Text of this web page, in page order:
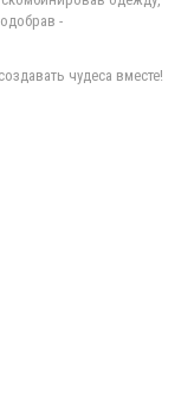
запах
-
чудеса вместе!